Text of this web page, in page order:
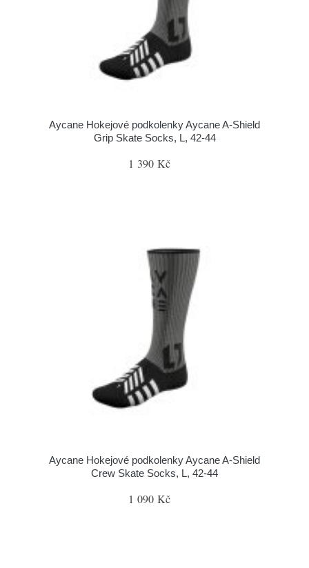
Aycane Hokejové podkolenky Aycane A-Shield
Grip Skate Socks, L, 42-44
1 390 Kč
Aycane Hokejové podkolenky Aycane A-Shield
Crew Skate Socks, L, 42-44
1 090 Kč